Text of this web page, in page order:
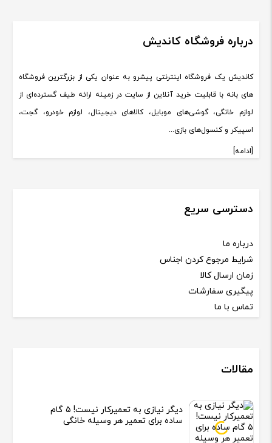
درباره فروشگاه کاندیش
کاندیش یک فروشگاه اینترنتی پیشرو به عنوان یکی از بزرگترین فروشگاه
های بانه با قابلیت خرید آنلاین از سایت در زمینه ارائه طیف گسترده‌ای از
لوازم خانگی، گوشی‌های موبایل، کالاهای دیجیتال، لوازم خودرو، گجت،
اسپیکر و کنسول‌های بازی...
[ادامه]
دسترسی سریع
درباره ما
شرایط مرجوع کردن اجناس
زمان ارسال کالا
پیگیری سفارشات
تماس با ما
مقالات
دیگر نیازی به تعمیرکار نیست! ۵ گام
ساده برای تعمیر هر وسیله خانگی